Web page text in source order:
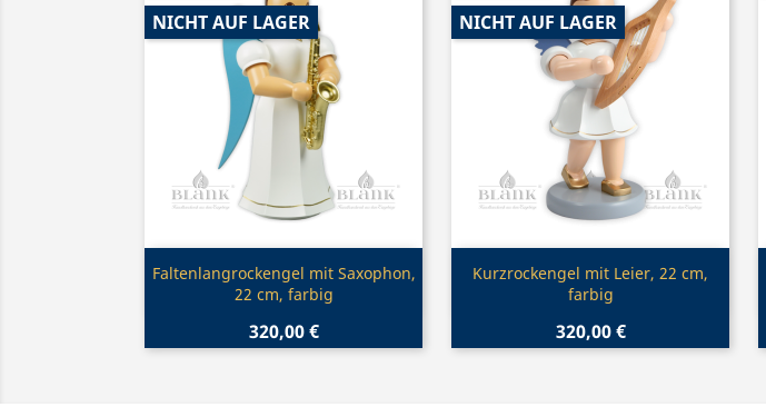
Vorschau
Faltenlangrockengel mit Saxophon,
22 cm, farbig
320,00 €
NICHT AUF LAGER
Vorschau
Kurzrockengel mit Leier, 22 cm,
farbig
320,00 €
NICHT AUF LAGER